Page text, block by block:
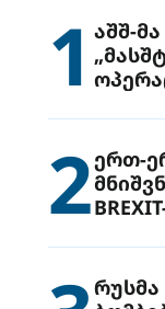
1 აშშ-
2ერთ-